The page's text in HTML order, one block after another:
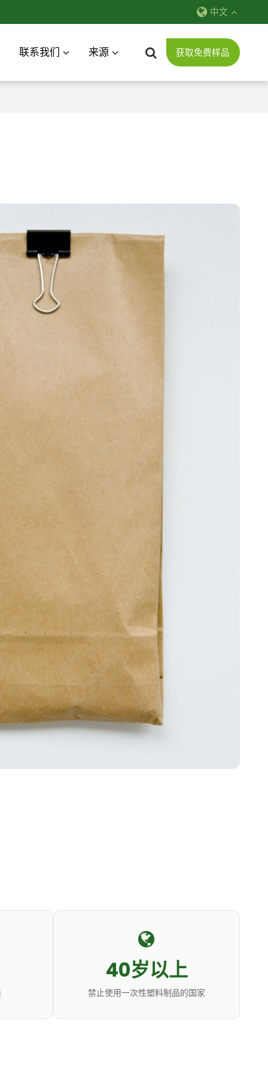
中文
联系我们 来源 获取免费样品
40岁以上
禁止使用一次性塑料制品的国家